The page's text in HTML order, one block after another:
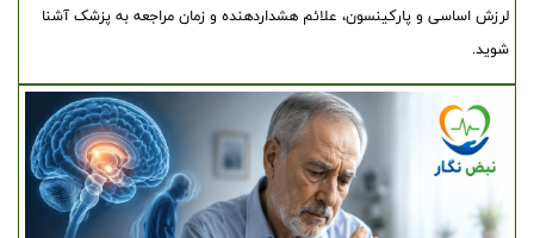
لرزش اساسی و پارکینسون، علائم هشداردهنده و زمان مراجعه به پزشک آشنا
شوید.